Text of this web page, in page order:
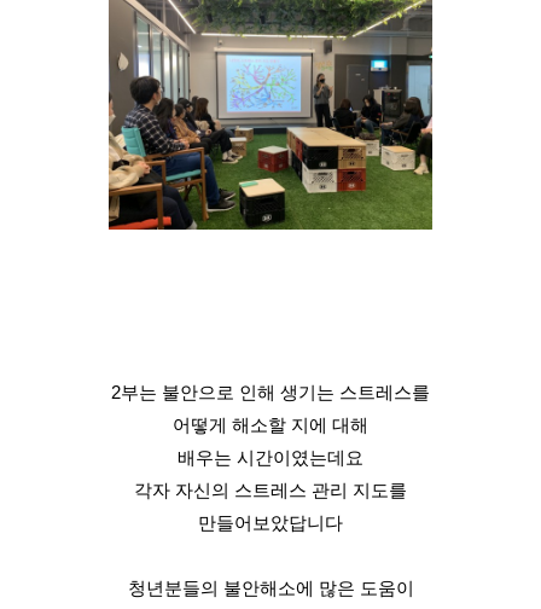
2부는 불안으로 인해 생기는 스트레스를
어떻게 해소할 지에 대해
배우는 시간이였는데요
각자 자신의 스트레스 관리 지도를
만들어보았답니다
청년분들의 불안해소에 많은 도움이